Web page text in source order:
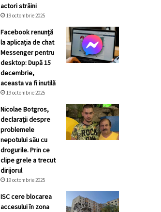
actori străini
19 octombrie 2025
Facebook renunță
la aplicația de chat
Messenger pentru
desktop: După 15
decembrie,
aceasta va fi inutilă
19 octombrie 2025
Nicolae Botgros,
declarații despre
problemele
nepotului său cu
drogurile. Prin ce
clipe grele a trecut
dirijorul
19 octombrie 2025
ISC cere blocarea
accesului în zona